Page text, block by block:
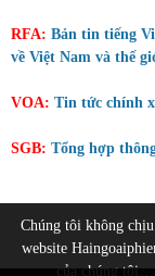
RFA: Bản tin tiếng
về Việt Nam và thế
VOA: Tin tức chính
SGB: Tổng hợp
Chúng tôi không
website
của chúng